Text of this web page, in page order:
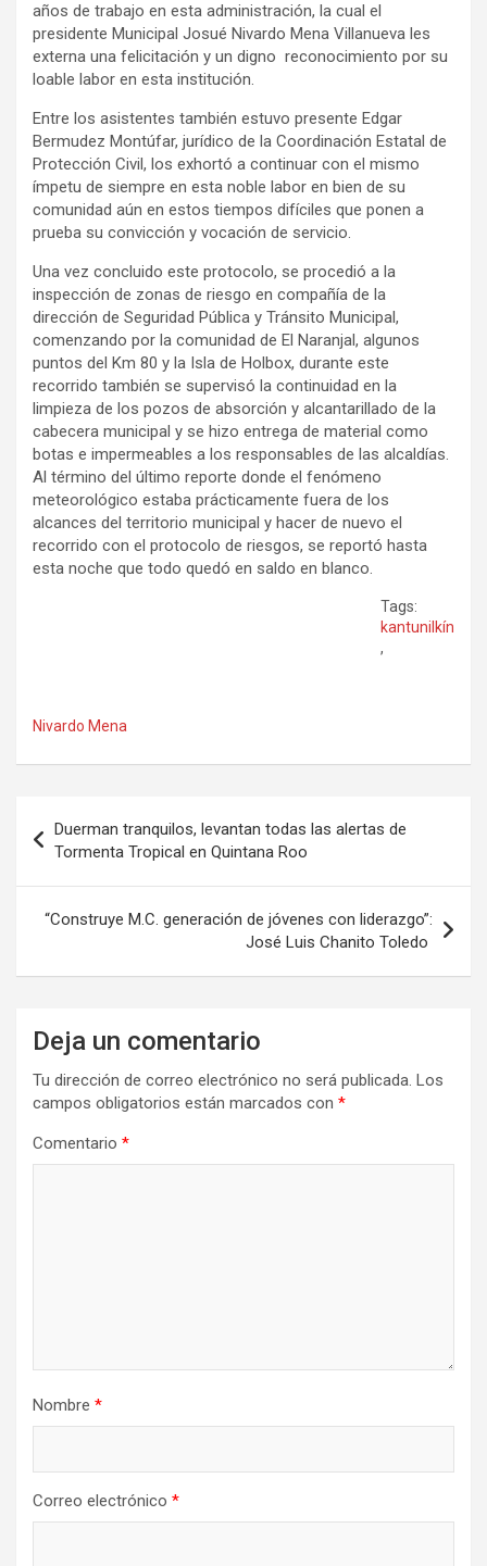
años de trabajo en esta administración, la cual el
presidente Municipal Josué Nivardo Mena Villanueva les
externa una felicitación y un digno reconocimiento por su
loable labor en esta institución.
Entre los asistentes también estuvo presente Edgar
Bermudez Montúfar, jurídico de la Coordinación Estatal de
Protección Civil, los exhortó a continuar con el mismo
ímpetu de siempre en esta noble labor en bien de su
comunidad aún en estos tiempos difíciles que ponen a
prueba su convicción y vocación de servicio.
Una vez concluido este protocolo, se procedió a la
inspección de zonas de riesgo en compañía de la
dirección de Seguridad Pública y Tránsito Municipal,
comenzando por la comunidad de El Naranjal, algunos
puntos del Km 80 y la Isla de Holbox, durante este
recorrido también se supervisó la continuidad en la
limpieza de los pozos de absorción y alcantarillado de la
cabecera municipal y se hizo entrega de material como
botas e impermeables a los responsables de las alcaldías.
Al término del último reporte donde el fenómeno
meteorológico estaba prácticamente fuera de los
alcances del territorio municipal y hacer de nuevo el
recorrido con el protocolo de riesgos, se reportó hasta
esta noche que todo quedó en saldo en blanco.
Tags:
kantunilkín
,
Nivardo Mena
de
entradas
Duerman tranquilos, levantan todas las alertas de
Tormenta Tropical en Quintana Roo
“Construye M.C. generación de jóvenes con liderazgo”:
José Luis Chanito Toledo
Deja un comentario
Tu dirección de correo electrónico no será publicada. Los
campos obligatorios están marcados con *
Comentario *
Nombre *
Correo electrónico *